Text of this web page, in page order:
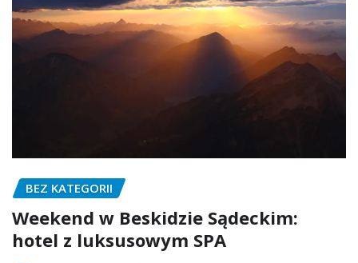
BEZ KATEGORII
Weekend w Beskidzie Sądeckim:
hotel z luksusowym SPA